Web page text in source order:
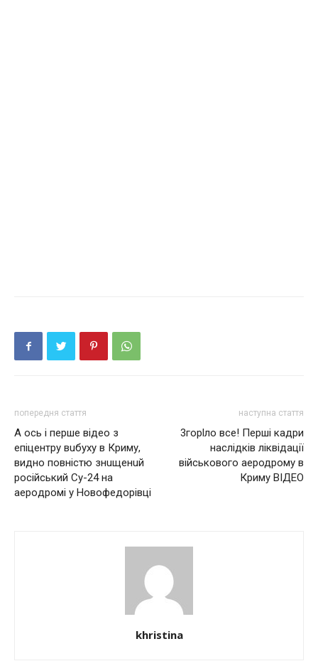
попередня стаття
А ось і перше відео з
епіцентру вuбyхy в Кpиму,
видно повністю знuщeнuй
pociйcький Су-24 нa
aepoдpoмi у Нoвoфeдopiвцi
наступна стаття
3гoрlлo вcе! Перші кадри
наслідків ліквідації
військового аеродрому в
Криму ВІДЕО
khristina